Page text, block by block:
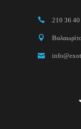
210 36 40